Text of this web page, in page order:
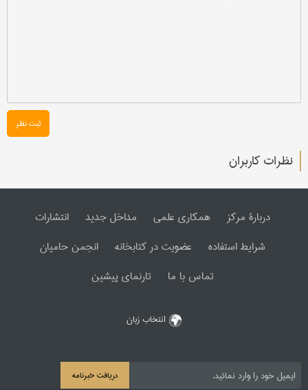
ثبت نظر
نظرات کاربران
دربارۀ مرکز همکاری علمی مداخل جدید
انتشارات
شرایط استفاده
عضویت در کتابخانه
انجمن حامیان
تماس با ما
تارنمای پیشین
انتخاب زبان
دریافت خبرنامه